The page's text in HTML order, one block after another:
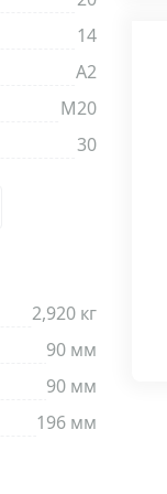
14
A2
М20
30
2,920 кг
90 мм
90 мм
196 мм